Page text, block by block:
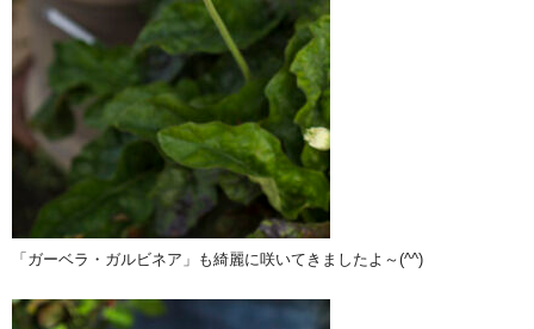
「ガーベラ・ガルビネア」も綺麗に咲いてきましたよ～(^^)